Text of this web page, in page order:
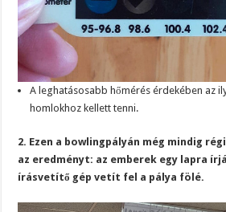
A leghatásosabb hőmérés érdekében az
homlokhoz kellett tenni.
2. Ezen a bowlingpályán még mindig
az eredményt: az emberek egy lapra
írásvetítő gép vetít fel a pálya fölé.